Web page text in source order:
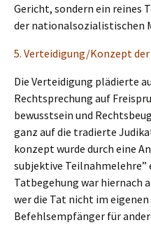
Gericht, sondern ein reines
der natio­nal­so­zia­lis­ti­schen
5. Verteidigung/Konzept
Die Vertei­di­gung plädier­te
Recht­spre­chung auf
be­wusst­sein und
ganz auf die tradier­te
kon­zept wurde durch eine
subjek­ti­ve
Tatbe­ge­hung war hiernach
wer die Tat nicht im
Befehls­emp­fän­ger für